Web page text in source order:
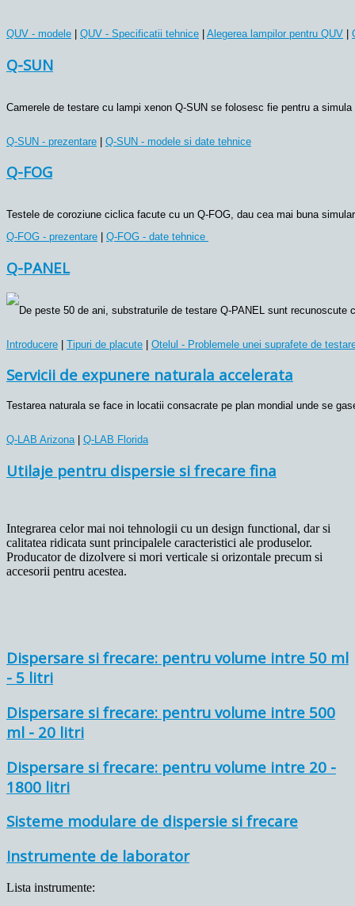
QUV - modele QUV - Specificatii tehnice Alegerea lampilor pentru QUV
Q-SUN
Camerele de testare cu lampi xenon Q-SUN se folosesc fie pentru a
Q-SUN - prezentare | Q-SUN - modele si date tehnice
Q-FOG
Testele de coroziune ciclica facute cu un Q-FOG, dau cea mai buna
Q-FOG - prezentare
Q-FOG - date tehnice
Q-PANEL
De peste 50 de ani, substraturile de testare Q-PANEL sunt
Introducere | Tipuri de placute | Otelul - Problemele unei suprafete de
Servicii de expunere naturala accelerata
Testarea naturala se face in locatii consacrate pe plan mondial unde se
Q-LAB Arizona | Q-LAB Florida
Utilaje pentru dispersie si frecare fina
Integrarea celor mai noi tehnologii cu un design functional, dar si
calitatea ridicata sunt principalele caracteristici ale produselor.
Producator de dizolvere si mori verticale si orizontale precum si
accesorii pentru acestea.
Dispersare si frecare: pentru volume intre 50 ml
- 5 litri
Dispersare si frecare: pentru volume intre 500
ml - 20 litri
Dispersare si frecare: pentru volume intre 20 -
1800 litri
Sisteme modulare de dispersie si frecare
Instrumente de laborator
Lista instrumente: